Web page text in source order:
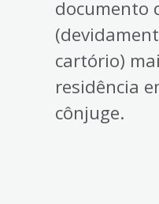
documento
cartório)
residência
cônjuge.